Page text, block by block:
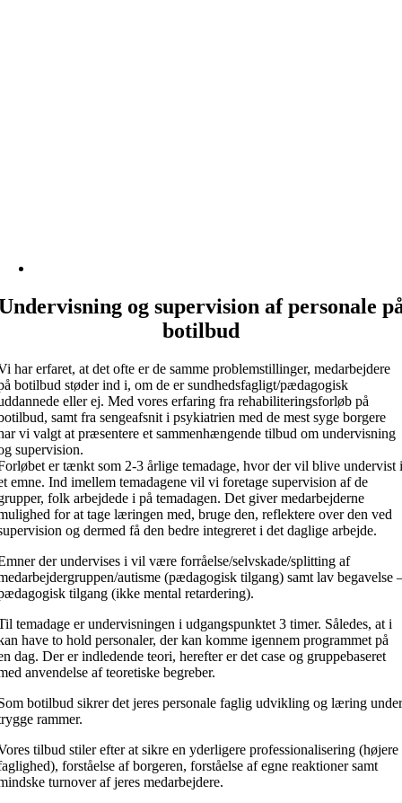
og supervision af personale
botilbud
har erfaret, at det ofte er de samme problemstillinger, medarbejdere
botilbud støder ind i, om de er sundhedsfagligt/pædagogisk
eller ej. Med vores erfaring fra rehabiliteringsforløb på
samt fra sengeafsnit i psykiatrien med de mest syge borgere
vi valgt at præsentere et sammenhængende tilbud om undervisning
supervision.
er tænkt som 2-3 årlige temadage, hvor der vil blive undervist
emne. Ind imellem temadagene vil vi foretage supervision af de
folk arbejdede i på temadagen. Det giver medarbejderne
for at tage læringen med, bruge den, reflektere over den ved
og dermed få den bedre integreret i det daglige arbejde.
der undervises i vil være forråelse/selvskade/splitting af
autisme (pædagogisk tilgang) samt lav begavelse
tilgang (ikke mental retardering).
temadage er undervisningen i udgangspunktet 3 timer. Således, at i
have to hold personaler, der kan komme igennem programmet på
dag. Der er indledende teori, herefter er det case og gruppebaseret
anvendelse af teoretiske begreber.
botilbud sikrer det jeres personale faglig udvikling og læring
rammer.
tilbud stiler efter at sikre en yderligere professionalisering (højere
forståelse af borgeren, forståelse af egne reaktioner samt
turnover af jeres medarbejdere.